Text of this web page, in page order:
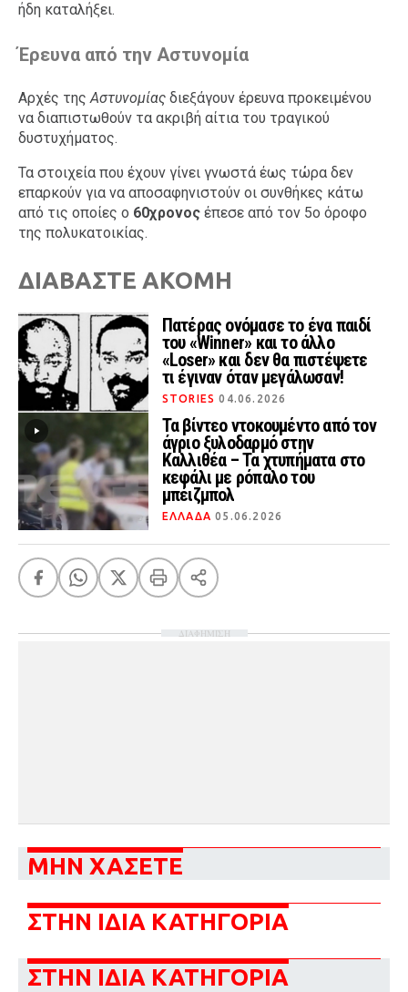
ήδη καταλήξει.
Έρευνα από την Αστυνομία
Αρχές τηςΑστυνομίας διεξάγουν έρευνα προκειμένου
να διαπιστωθούν τα ακριβή αίτια του τραγικού
δυστυχήματος.
Τα στοιχεία που έχουν γίνει γνωστά έως τώρα δεν
επαρκούν για να αποσαφηνιστούν οι συνθήκες κάτω
από τις οποίες ο 60χρονος έπεσε από τον 5ο όροφο
της πολυκατοικίας.
ΔΙΑΒΑΣΤΕ ΑΚΟΜΗ
Πατέρας ονόμασε το ένα παιδί
του «Winner» και το άλλο
«Loser» και δεν θα πιστέψετε
τι έγιναν όταν μεγάλωσαν!
STORIES 04.06.2026
Τα βίντεο ντοκουμέντο από τον
άγριο ξυλοδαρμό στην
Καλλιθέα – Τα χτυπήματα στο
κεφάλι με ρόπαλο του
μπέιζμπολ
ΕΛΛΑΔΑ 05.06.2026
ΔΙΑΦΗΜΙΣΗ
ΜΗΝ ΧΑΣΕΤΕ
ΣΤΗΝ ΙΔΙΑ ΚΑΤΗΓΟΡΙΑ
ΣΤΗΝ ΙΔΙΑ ΚΑΤΗΓΟΡΙΑ